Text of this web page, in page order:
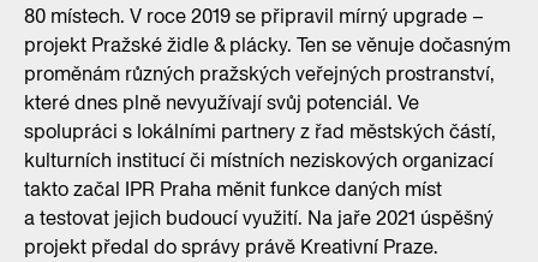
80 místech. V roce 2019 se připravil mírný upgrade –
projekt Pražské židle & plácky. Ten se věnuje dočasným
proměnám různých pražských veřejných prostranství,
které dnes plně nevyužívají svůj potenciál. Ve
spolupráci s lokálními partnery z řad městských částí,
kulturních institucí či místních neziskových organizací
takto začal IPR Praha měnit funkce daných míst
a testovat jejich budoucí využití. Na jaře 2021 úspěšný
projekt předal do správy právě Kreativní Praze.